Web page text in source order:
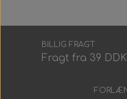
BILLIG FRAGT
Fragt fra 39 DDK